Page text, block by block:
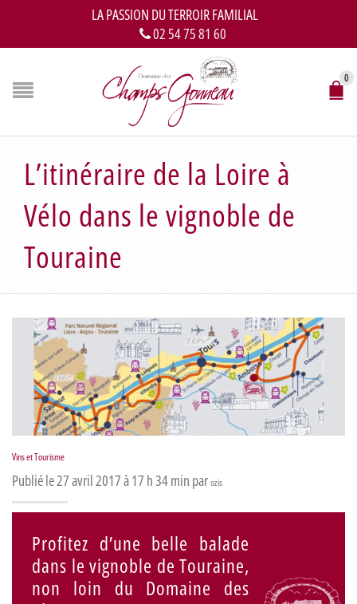
LA PASSION DU TERROIR FAMILIAL
02 54 75 81 60
0
L’itinéraire de la Loire à
Vélo dans le vignoble de
Touraine
Vins et Tourisme
Publié le 27 avril 2017 à 17 h 34 min parozis
Profitez d’une belle balade
dans le vignoble de Touraine,
non loin du Domaine des